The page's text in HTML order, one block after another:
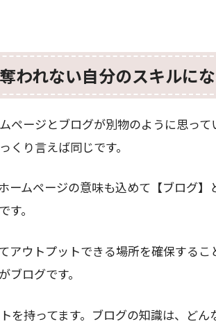
われない自分のスキルにな
ページとブログが別物のように思って
くり言えば同じです。
ームページの意味も込めて【ブログ】
。
アウトプットできる場所を確保するこ
ブログです。
を持ってます。ブログの知識は、どん